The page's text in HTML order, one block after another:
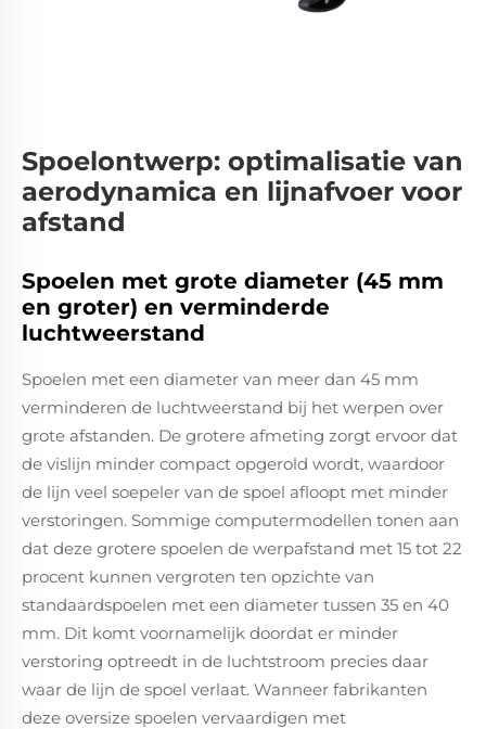
Spoelontwerp: optimalisatie van
aerodynamica en lijnafvoer voor
afstand
Spoelen met grote diameter (45 mm
en groter) en verminderde
luchtweerstand
Spoelen met een diameter van meer dan 45 mm
verminderen de luchtweerstand bij het werpen over
grote afstanden. De grotere afmeting zorgt ervoor dat
de vislijn minder compact opgerold wordt, waardoor
de lijn veel soepeler van de spoel afloopt met minder
verstoringen. Sommige computermodellen tonen aan
dat deze grotere spoelen de werpafstand met 15 tot 22
procent kunnen vergroten ten opzichte van
standaardspoelen met een diameter tussen 35 en 40
mm. Dit komt voornamelijk doordat er minder
verstoring optreedt in de luchtstroom precies daar
waar de lijn de spoel verlaat. Wanneer fabrikanten
deze oversize spoelen vervaardigen met